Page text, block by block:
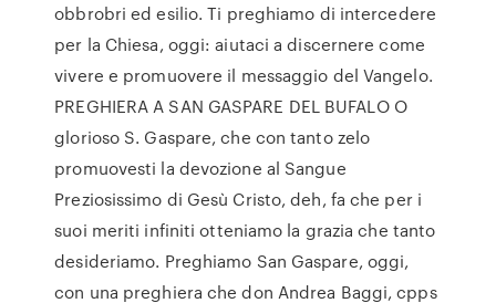
obbrobri ed esilio. Ti preghiamo di intercedere
per la Chiesa, oggi: aiutaci a discernere come
vivere e promuovere il messaggio del Vangelo.
PREGHIERA A SAN GASPARE DEL BUFALO O
glorioso S. Gaspare, che con tanto zelo
promuovesti la devozione al Sangue
Preziosissimo di Gesù Cristo, deh, fa che per i
suoi meriti infiniti otteniamo la grazia che tanto
desideriamo. Preghiamo San Gaspare, oggi,
con una preghiera che don Andrea Baggi, cpps